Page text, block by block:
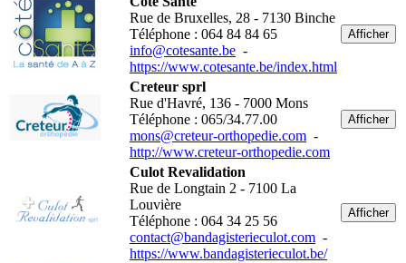
Rue de Bruxelles, 28 - 7130 Binche
Téléphone : 064 84 84 65
info@cotesante.be -
https://www.cotesante.be/index.html
Afficher
Creteur sprl
Rue d'Havré, 136 - 7000 Mons
Téléphone : 065/34.77.00
mons@creteur-orthopedie.com -
http://www.creteur-orthopedie.com
Afficher
Culot Revalidation
Rue de Longtain 2 - 7100 La
Louvière
Téléphone : 064 34 25 56
contact@bandagisterieculot.com -
https://www.bandagisterieculot.be/
Afficher